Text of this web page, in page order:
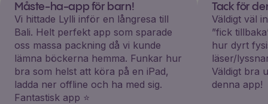
Måste-ha-app för barn!
Vi hittade Lylli inför en långresa till
Bali. Helt perfekt app som sparade
oss massa packning då vi kunde
lämna böckerna hemma. Funkar hur
bra som helst att köra på en iPad,
ladda ner offline och ha med sig.
Fantastisk app ⭐️
Tack för
Väldigt väl
”fick
hur dyrt
läser/
Väldigt bra
denna app!